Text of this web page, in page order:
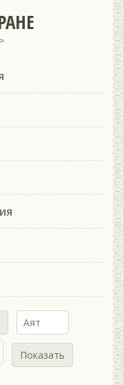
Показать